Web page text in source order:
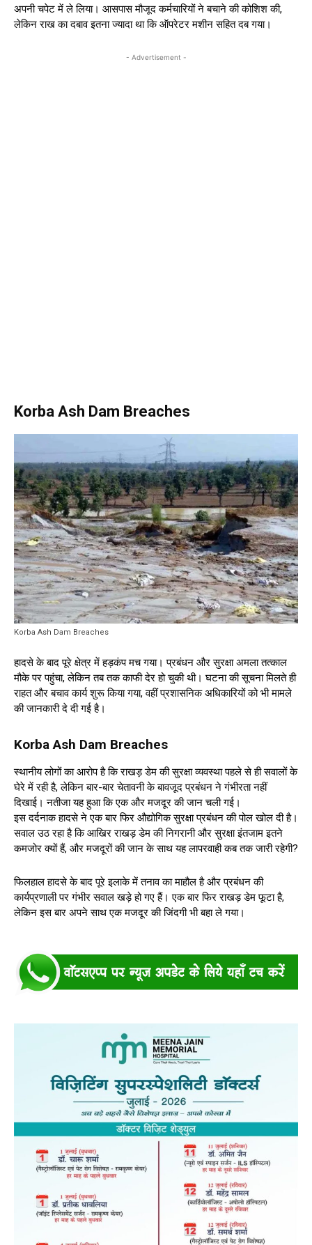
अपनी चपेट में ले लिया। आसपास मौजूद कर्मचारियों ने बचाने की कोशिश की,
लेकिन राख का दबाव इतना ज्यादा था कि ऑपरेटर मशीन सहित दब गया।
- Advertisement -
Korba Ash Dam Breaches
Korba Ash Dam Breaches
हादसे के बाद पूरे क्षेत्र में हड़कंप मच गया। प्रबंधन और सुरक्षा अमला तत्काल
मौके पर पहुंचा, लेकिन तब तक काफी देर हो चुकी थी। घटना की सूचना मिलते ही
राहत और बचाव कार्य शुरू किया गया, वहीं प्रशासनिक अधिकारियों को भी मामले
की जानकारी दे दी गई है।
Korba Ash Dam Breaches
स्थानीय लोगों का आरोप है कि राखड़ डेम की सुरक्षा व्यवस्था पहले से ही सवालों के
घेरे में रही है, लेकिन बार-बार चेतावनी के बावजूद प्रबंधन ने गंभीरता नहीं
दिखाई। नतीजा यह हुआ कि एक और मजदूर की जान चली गई।
इस दर्दनाक हादसे ने एक बार फिर औद्योगिक सुरक्षा प्रबंधन की पोल खोल दी है।
सवाल उठ रहा है कि आखिर राखड़ डेम की निगरानी और सुरक्षा इंतजाम इतने
कमजोर क्यों हैं, और मजदूरों की जान के साथ यह लापरवाही कब तक जारी रहेगी?
फिलहाल हादसे के बाद पूरे इलाके में तनाव का माहौल है और प्रबंधन की
कार्यप्रणाली पर गंभीर सवाल खड़े हो गए हैं। एक बार फिर राखड़ डेम फूटा है,
लेकिन इस बार अपने साथ एक मजदूर की जिंदगी भी बहा ले गया।